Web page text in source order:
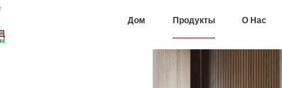
Дом Продукты О Нас